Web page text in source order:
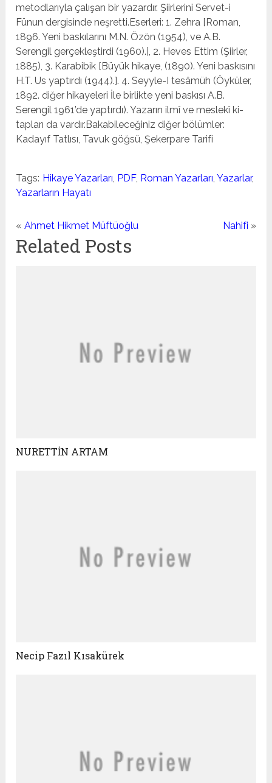
metodlarıyla ça­lışan bir yazardır. Şiirlerini Servet-i
Fünun dergisinde neş­retti.Eserleri: 1. Zehra [Roman,
1896. Yeni baskılarını M.N. Özön (1954), ve A.B.
Serengil gerçekleştirdi (1960).], 2. He­ves Ettim (Şiirler,
1885), 3. Karabibik [Büyük hikaye, (1890). Yeni baskısını
H.T. Us yaptırdı (1944).]. 4. Seyyle-I tesâmüh (Öyküler,
1892. diğer hikayeleri İle birlikte yeni baskısı A.B.
Serengil 1961’de yaptırdı). Yazarın ilmî ve meslekî ki­
tapları da vardır.Bakabileceğiniz diğer bölümler:
Kadayıf Tatlısı, Tavuk göğsü, Şekerpare Tarifi
Tags: Hikaye Yazarları, PDF, Roman Yazarları,Yazarlar,
Yazarların Hayatı
«Ahmet Hikmet Müftüoğlu Nahifi »
Related Posts
NURETTİN ARTAM
Necip Fazıl Kısakürek